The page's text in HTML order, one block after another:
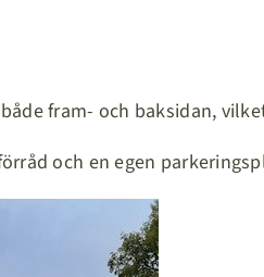
fram- och baksidan,
och en egen